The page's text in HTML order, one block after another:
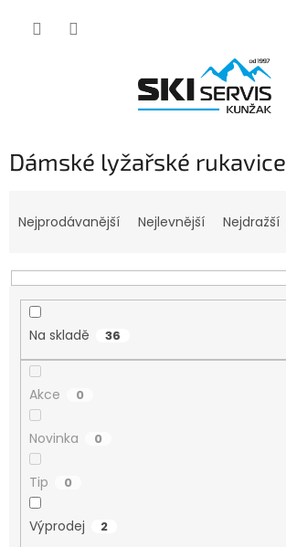
Dámské lyžařské rukavice
n
Nejprodávanější Nejlevnější Nejdražší
Na skladě 36
Akce 0
Novinka 0
Tip 0
Výprodej 2